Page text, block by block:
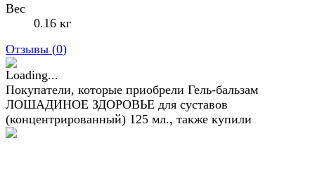
Вес
0.16 кг
Отзывы (0)
Покупатели, которые приобрели Гель-бальзам
ЛОШАДИНОЕ ЗДОРОВЬЕ для суставов
(концентрированный) 125 мл., также купили